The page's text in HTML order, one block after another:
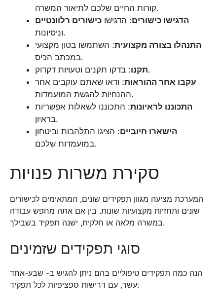
קורות החיים שלכם לתיאור המשרה.
הדגישו כישורים: הדגישו כישורים רלוונטיים
וניסיונות.
התנהלו בצורה מקצועית: השתמשו בטון מקצועי
במכתב הכיס.
תקנו: בדקו תקנים וטעויות דקדוק.
עקבו אחר ההוראות: ודאו שאתם עוקבים אחר
ההנחיות להגשת המועמדות.
התכוננו לראיונות: התכוננו לשאלות אפשריות
בראיון.
הישארו חיוביים: הציגו התלהבות וביטחון
במועמדות שלכם.
סקירת משרות פנויות
המערכת מציעה מגוון תפקידים שונים, המתאימים לכישורים
שונים ותחזיות מקצועיות שונות. בין אם אתה מחפש עבודה
במשרה מלאה או חלקית, ישנה תפקיד בשבילך.
סוגי תפקידים שזמינים
הנה כמה תפקידים טיפוליים בהם ניתן להגיש ב- שבע-אחד
עשר, עם דרישות ספציפיות לכל תפקיד: